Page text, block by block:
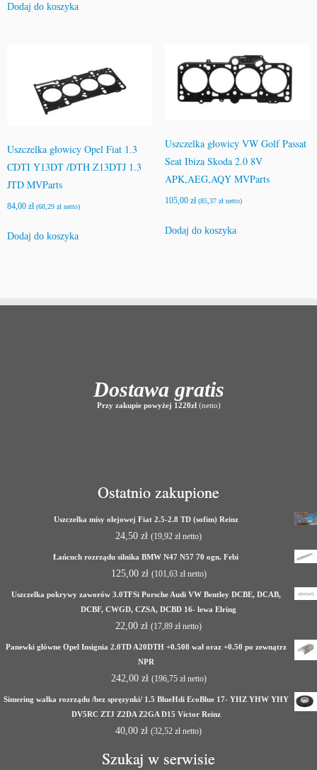
Dodaj do koszyka
Uszczelka głowicy Opel Fiat 1.3
CDTI Y13DT /DTH Z13DTJ 1.3
JTD MVParts
84,00 zł (68,29 zł netto)
Dodaj do koszyka
Uszczelka głowicy VW Golf Passat
Seat Ibiza Skoda 2.0 8V
APK,AEG,AQY MVParts
105,00 zł (85,37 złnetto)
Dodaj do koszyka
Dostawa gratis
Przy zakupie powyżej 1220zł(netto)
Ostatnio zakupione
Uszczelka misy olejowej Fiat 2.5-2.8 TD (sofim) Reinz
24,50 zł (19,92 zł netto)
Łańcuch rozrządu silnika BMW N47 N57 70 ogn. Febi
125,00 zł (101,63 złnetto)
Uszczelka pokrywy zaworów 3.0TFSi Porsche Audi VW Bentley DCBE, DCAB,
DCBF, CWGD, CZSA, DCBD 16- lewa Elring
22,00 zł (17,89 zł netto)
Panewki główne Opel Insignia 2.0TD A20DTH +0.508 wał oraz +0.50 po zewnątrz
NPR
242,00 zł (196,75 złnetto)
Simering wałka rozrządu /bez spręzynki/ 1.5 BlueHdi EcoBlue 17- YHZ YHW YHY
DV5RC ZTJ Z2DA Z2GA D15 Victor Reinz
40,00 zł (32,52 zł netto)
Szukaj w serwisie